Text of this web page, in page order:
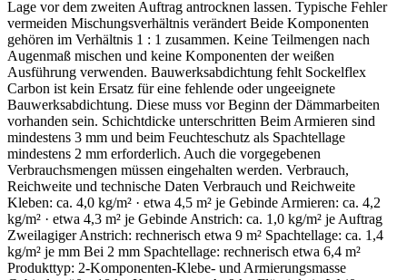
Lage vor dem zweiten Auftrag antrocknen lassen. Typische Fehler
vermeiden Mischungsverhältnis verändert Beide Komponenten
gehören im Verhältnis 1 : 1 zusammen. Keine Teilmengen nach
Augenmaß mischen und keine Komponenten der weißen
Ausführung verwenden. Bauwerksabdichtung fehlt Sockelflex
Carbon ist kein Ersatz für eine fehlende oder ungeeignete
Bauwerksabdichtung. Diese muss vor Beginn der Dämmarbeiten
vorhanden sein. Schichtdicke unterschritten Beim Armieren sind
mindestens 3 mm und beim Feuchteschutz als Spachtellage
mindestens 2 mm erforderlich. Auch die vorgegebenen
Verbrauchsmengen müssen eingehalten werden. Verbrauch,
Reichweite und technische Daten Verbrauch und Reichweite
Kleben: ca. 4,0 kg/m² · etwa 4,5 m² je Gebinde Armieren: ca. 4,2
kg/m² · etwa 4,3 m² je Gebinde Anstrich: ca. 1,0 kg/m² je Auftrag
Zweilagiger Anstrich: rechnerisch etwa 9 m² Spachtellage: ca. 1,4
kg/m² je mm Bei 2 mm Spachtellage: rechnerisch etwa 6,4 m²
Produkttyp: 2-Komponenten-Klebe- und Armierungsmasse